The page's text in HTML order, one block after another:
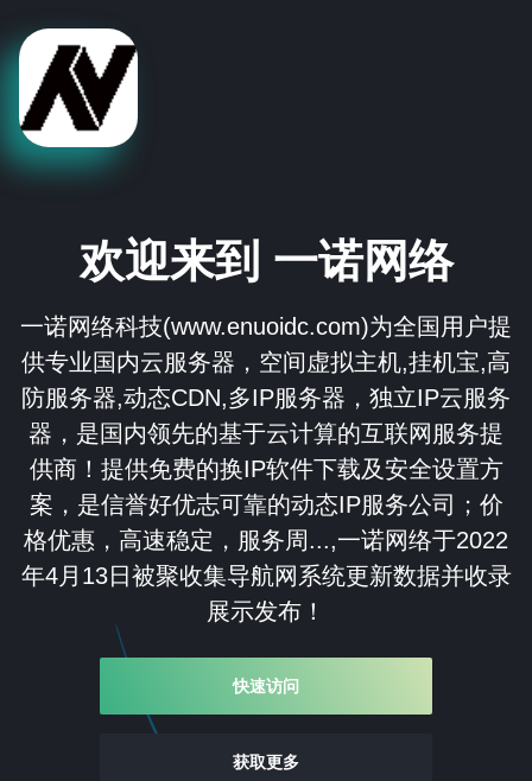
欢迎来到 一诺网络
一诺网络科技(www.enuoidc.com)为全国用户提
供专业国内云服务器，空间虚拟主机,挂机宝,高
防服务器,动态CDN,多IP服务器，独立IP云服务
器，是国内领先的基于云计算的互联网服务提
供商！提供免费的换IP软件下载及安全设置方
案，是信誉好优志可靠的动态IP服务公司；价
格优惠，高速稳定，服务周...,一诺网络于2022
年4月13日被聚收集导航网系统更新数据并收录
展示发布！
快速访问
获取更多